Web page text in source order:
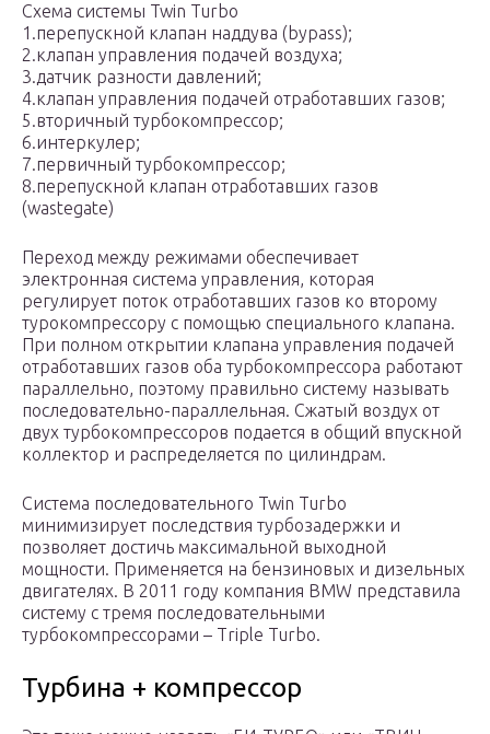
Схема системы Twin Turbo
1.перепускной клапан наддува (bypass);
2.клапан управления подачей воздуха;
3.датчик разности давлений;
4.клапан управления подачей отработавших газов;
5.вторичный турбокомпрессор;
6.интеркулер;
7.первичный турбокомпрессор;
8.перепускной клапан отработавших газов
(wastegate)
Переход между режимами обеспечивает
электронная система управления, которая
регулирует поток отработавших газов ко второму
турокомпрессору с помощью специального клапана.
При полном открытии клапана управления подачей
отработавших газов оба турбокомпрессора работают
параллельно, поэтому правильно систему называть
последовательно-параллельная. Сжатый воздух от
двух турбокомпрессоров подается в общий впускной
коллектор и распределяется по цилиндрам.
Система последовательного Twin Turbo
минимизирует последствия турбозадержки и
позволяет достичь максимальной выходной
мощности. Применяется на бензиновых и дизельных
двигателях. В 2011 году компания BMW представила
систему с тремя последовательными
турбокомпрессорами – Triple Turbo.
Турбина + компрессор